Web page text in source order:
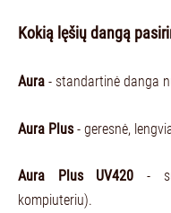
Kokią lęšių dangą
Aura - standartinė danga
Aura Plus- geresnė,
Aura Plus UV420 -
kompiuteriu).